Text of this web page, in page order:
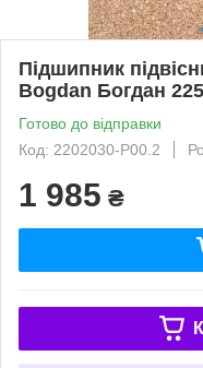
Підшипник
Bogdan Богдан
Готово до відправки
Код: 2202030-P00.2
1 985 ₴